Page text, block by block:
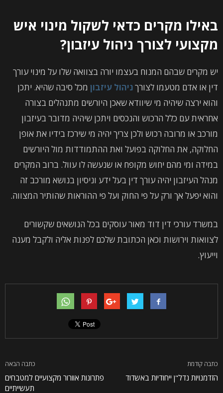
באילו מקרים כדאי לשקול מינוי איש
מקצועי לצורך ניהול עיזבון?
יש מקרים שבהם המנוח בעצמו יורה בצוואה שלו על מינוי עורך
דין או אדם מטעמו לצורךניהול עיזבון מכל סיבה שהיא. יתכן
והוא ירצה שיהיה מי שיוודא שאכן היורשים מתנהלים בצורה
אחראית עם כלל הרכוש והנכסים ויתכן שיהיה מדובר בעיזבון
מורכב או מרובה רכוש ולכן צריך יהיה מי שירכז בידיו את אופן
החלוקה, את החלוקה בפועל ואת ההתמודדות מול היורשים
במידה ומי מהם יחוש מקופח או שנעשה לו עוול. ברוב המקרים
מנהל העיזבון יהיה עורך דין בעל ידע וניסיון בנושא מורכב זה
והוא יפעל אך ורק על פי החוק ועל פי ההוראות שהותיר המצווה.
במשרד עורכי דין דוד מאור עוסקים בכל הנושאים שקשורים
לצוואות וירושות וכאן הכתובת שלכם לפנות אליה ולקבל מענה
וייעוץ.
כתבה קודמת
הזדמנויות נדל"ן ייחודיות באשדוד
כתבה הבאה
פתרונות אוורור מקצועיים למטבחים
תעשייתיים